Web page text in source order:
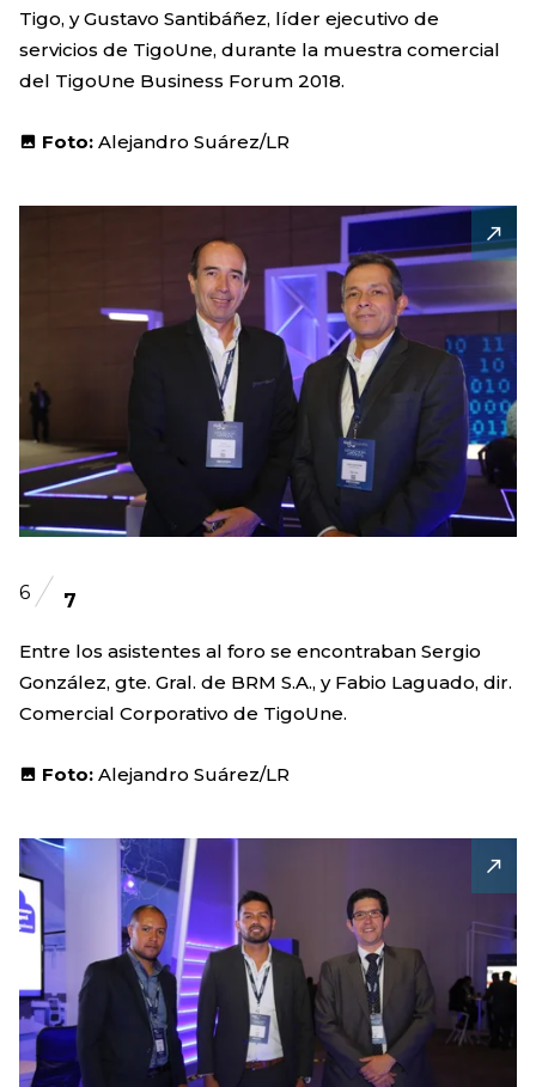
Tigo, y Gustavo Santibáñez, líder ejecutivo de
servicios de TigoUne, durante la muestra comercial
del TigoUne Business Forum 2018.
Foto: Alejandro Suárez/LR
6 7
Entre los asistentes al foro se encontraban Sergio
González, gte. Gral. de BRM S.A., y Fabio Laguado, dir.
Comercial Corporativo de TigoUne.
Foto: Alejandro Suárez/LR